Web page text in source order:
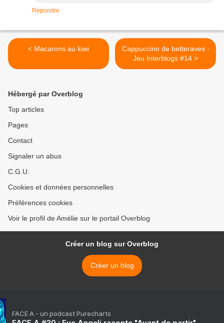
Répondre
< Macarons au kiwi
Cappuccino de betteraves -
Jeu Interblogs #14 >
Hébergé par Overblog
Top articles
Pages
Contact
Signaler un abus
C.G.U.
Cookies et données personnelles
Préférences cookies
Voir le profil de Amélie sur le portail Overblog
Créer un blog sur Overblog
Créer un blog
FACE A - un podcast Purecharts